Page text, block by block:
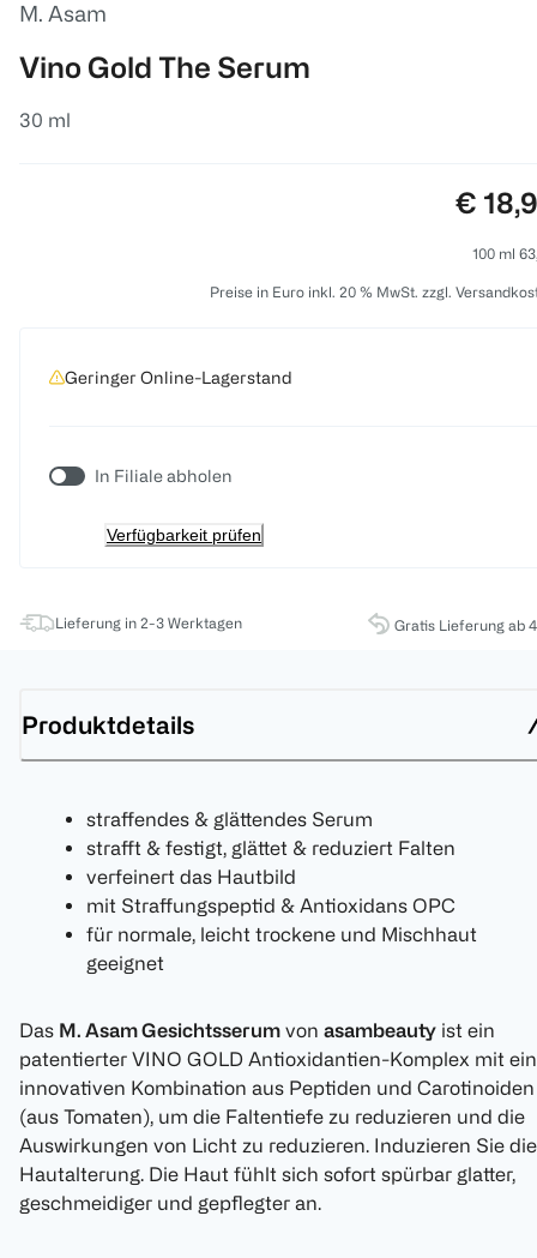
M. Asam
Vino Gold The Serum
30 ml
Preis:
€
100 ml
Preise in Euro inkl. 20 % MwSt. zzgl.
Geringer Online-Lagerstand
In Filiale abholen
Verfügbarkeit prüfen
Lieferung in 2-3 Werktagen Gratis Lieferung ab
Produktdetails
straffendes & glättendes Serum
strafft & festigt, glättet & reduziert Falten
verfeinert das Hautbild
mit Straffungspeptid & Antioxidans OPC
für normale, leicht trockene und Mischhaut
geeignet
Das M. Asam Gesichtsserum von asambeauty ist ein
patentierter VINO GOLD Antioxidantien-Komplex mit
innovativen Kombination aus Peptiden und Carotinoiden
(aus Tomaten), um die Faltentiefe zu reduzieren und die
Auswirkungen von Licht zu reduzieren. Induzieren Sie die
Hautalterung. Die Haut fühlt sich sofort spürbar glatter,
geschmeidiger und gepflegter an.